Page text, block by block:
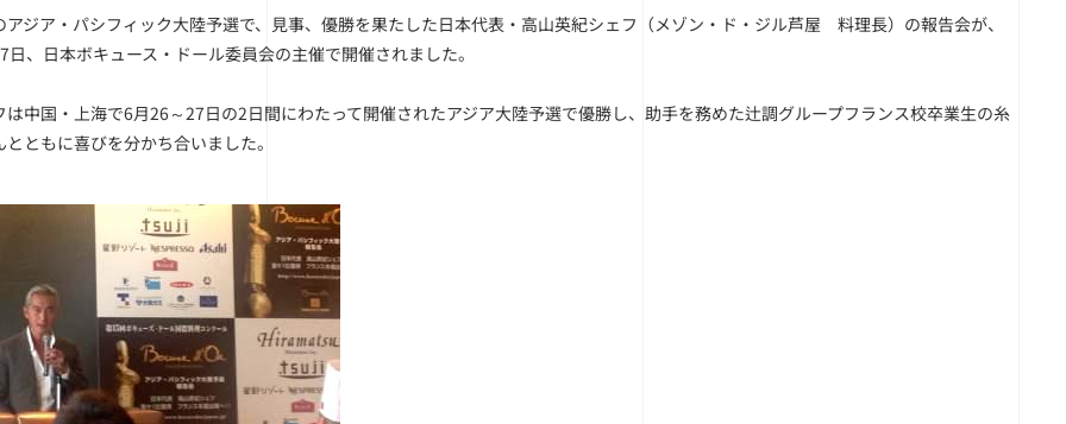
アジア・パシフィック大陸予選で、見事、優勝を果たした日本代表・高山英紀シェフ（メゾン・ド・ジル芦屋 料理長）の報告会が、
日、日本ボキュース・ドール委員会の主催で開催されました。
は中国・上海で6月26～27日の2日間にわたって開催されたアジア大陸予選で優勝し、助手を務めた辻調グループフランス校卒業生の糸
ともに喜びを分かち合いました。